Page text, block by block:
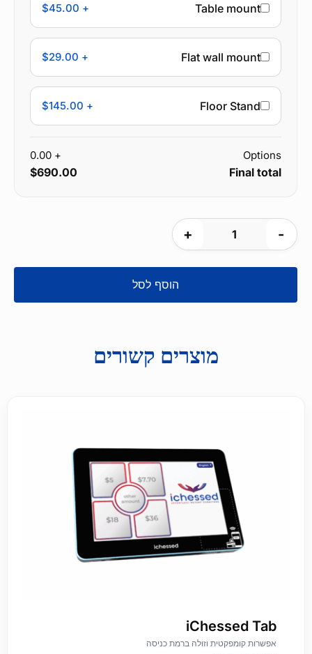
Table mount
+ $45.00
Flat wall mount
+ $29.00
Floor Stand
+ $145.00
Options
+ 0.00
Final total
$690.00
כמות
הוסף לסל
מוצרים קשורים
iChessed Tab
אפשרות קומפקטית וזולה ברמת כניסה